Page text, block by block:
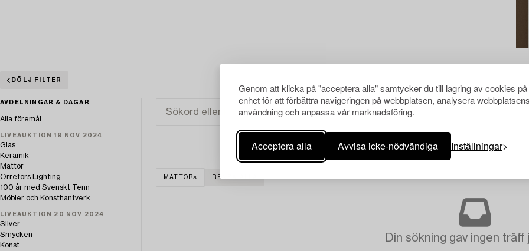
Genom att klicka på "acceptera alla" samtycker du till lagring av cookies
enhet för att förbättra navigeringen på webbplatsen, analysera
användning och anpassa vår marknadsföring.
Acceptera alla Avvisa icke-nödvändiga Inställningar
DÖLJ FILTER
AVDELNINGAR & DAGAR
Alla föremål
LIVEAUKTION 19 NOV 2024
Glas
Keramik
Mattor
Orrefors Lighting
100 år med Svenskt Tenn
Möbler och Konsthantverk
LIVEAUKTION 20 NOV 2024
Silver
Smycken
Konst
MATTOR RENSA ALLA
Din sökning gav ingen träff